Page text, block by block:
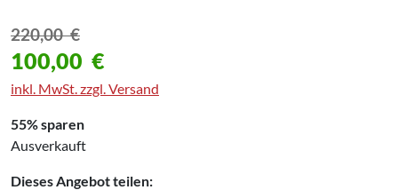
220,00€
100,00 €
inkl. MwSt. zzgl. Versand
55% sparen
Ausverkauft
Dieses Angebot teilen: